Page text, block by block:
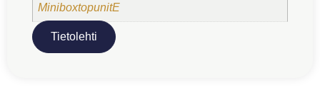
MiniboxtopunitE
Tietolehti